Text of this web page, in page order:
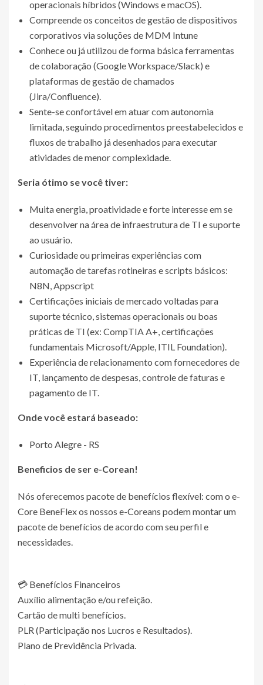
operacionais híbridos (Windows e macOS).
Compreende os conceitos de gestão de dispositivos
corporativos via soluções de MDM Intune
Conhece ou já utilizou de forma básica ferramentas
de colaboração (Google Workspace/Slack) e
plataformas de gestão de chamados
(Jira/Confluence).
Sente-se confortável em atuar com autonomia
limitada, seguindo procedimentos preestabelecidos e
fluxos de trabalho já desenhados para executar
atividades de menor complexidade.
Seria ótimo se você tiver:
Muita energia, proatividade e forte interesse em se
desenvolver na área de infraestrutura de TI e suporte
ao usuário.
Curiosidade ou primeiras experiências com
automação de tarefas rotineiras e scripts básicos:
N8N, Appscript
Certificações iniciais de mercado voltadas para
suporte técnico, sistemas operacionais ou boas
práticas de TI (ex: CompTIA A+, certificações
fundamentais Microsoft/Apple, ITIL Foundation).
Experiência de relacionamento com fornecedores de
IT, lançamento de despesas, controle de faturas e
pagamento de IT.
Onde você estará baseado:
Porto Alegre - RS
Beneficios de ser e-Corean!
Nós oferecemos pacote de benefícios flexível: com o e-
Core BeneFlex os nossos e-Coreans podem montar um
pacote de benefícios de acordo com seu perfil e
necessidades.
💳 Benefícios Financeiros
Auxílio alimentação e/ou refeição.
Cartão de multi benefícios.
PLR (Participação nos Lucros e Resultados).
Plano de Previdência Privada.